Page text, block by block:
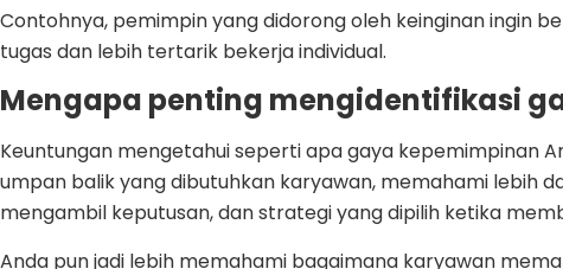
Contohnya, pemimpin yang didorong oleh keinginan ingin
tugas dan lebih tertarik bekerja individual.
Mengapa penting mengidentifikasi
Keuntungan mengetahui seperti apa gaya kepemimpinan
umpan balik yang dibutuhkan karyawan, memahami lebih
mengambil keputusan, dan strategi yang dipilih ketika
Anda pun jadi lebih memahami bagaimana karyawan